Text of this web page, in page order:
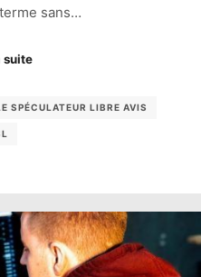
sans…
suite
SPÉCULATEUR LIBRE AVIS